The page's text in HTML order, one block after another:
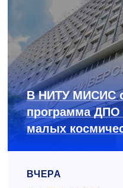
В НИТУ МИСИС
программа ДПО
малых
ВЧЕРА